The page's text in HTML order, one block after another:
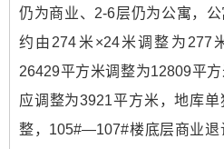
仍为商业、2-6层仍为公寓，
约由274米×24米调整为277
26429平方米调整为12809平
应调整为3921平方米，地库
整，105#—107#楼底层商业